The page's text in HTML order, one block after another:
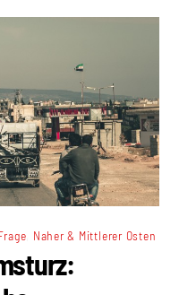
Naher & Mittlerer Osten